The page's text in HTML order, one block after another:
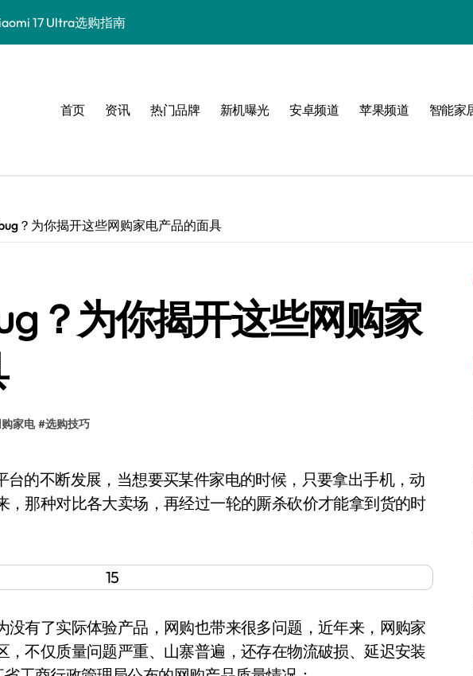
17 Ultra选购指南
S26定义精致新生活
活新解
Flip 2体验指南
之选，智慧生活
点全解析
生活新篇章
首页 资讯 热门品牌 新机曝光 安卓频道 苹果频道 智能家
？为你揭开这些网购家电产品的面具
？为你揭开这些网购家
家电 #选购技巧
，那种对比各大卖场，再经过一轮的厮杀砍价才能拿到货的时
有了实际体验产品，网购也带来很多问题，近年来，网购家
，不仅质量问题严重、山寨普遍，还存在物流破损、延迟安装